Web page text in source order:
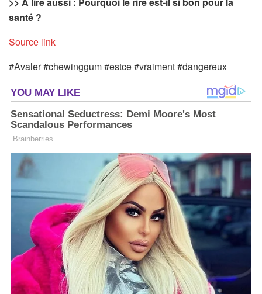
santé ?
Source link
#Avaler #chewinggum #estce #vraiment #dangereux